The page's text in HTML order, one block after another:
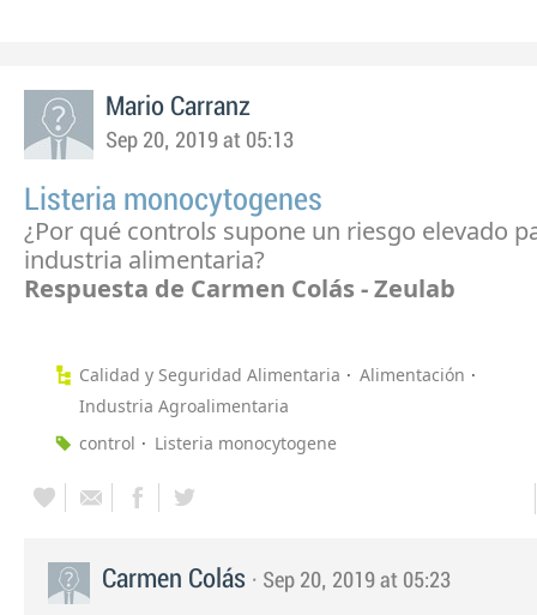
Mario Carranz
Sep 20, 2019 at 05:13
Listeria monocytogenes
¿Por qué controls supone un riesgo elevado
industria alimentaria?
Respuesta de Carmen Colás - Zeulab
Calidad y Seguridad Alimentaria
Alimentación
Industria Agroalimentaria
control
Listeria monocytogene
Carmen Colás · Sep 20, 2019 at 05:23